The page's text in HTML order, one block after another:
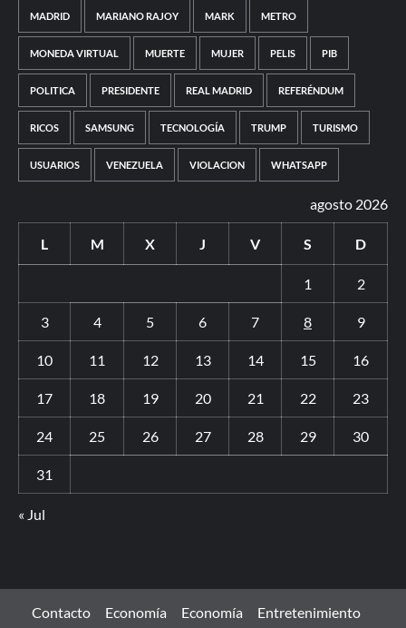
MADRID MARIANO RAJOY MARK METRO
MONEDA VIRTUAL MUERTE MUJER PELIS PIB
POLITICA PRESIDENTE REAL MADRID REFERÉNDUM
RICOS SAMSUNG TECNOLOGÍA TRUMP TURISMO
USUARIOS VENEZUELA VIOLACION WHATSAPP
agosto 2026
L M X J V S D
1 2
3 4 5 6 7 8 9
10 11 12 13 14 15 16
17 18 19 20 21 22 23
24 25 26 27 28 29 30
31
« Jul
Contacto Economía Economía
Entretenimiento